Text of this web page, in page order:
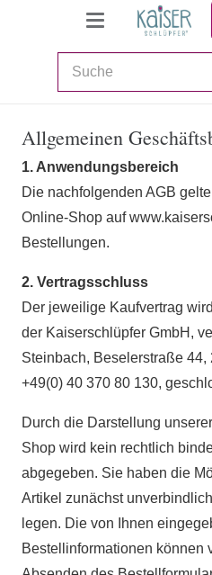
Allgemeinen
1. Anwendungsbereich
Die nachfolgenden AGB
Online-Shop auf
Bestellungen.
2. Vertragsschluss
Der jeweilige Kaufvertrag
der Kaiserschlüpfer GmbH,
Steinbach, Beselerstraße 44,
+49(0) 40 370 80 130,
Durch die Darstellung
Shop wird kein rechtlich
abgegeben. Sie haben die
Artikel zunächst
legen. Die von Ihnen
Bestellinformationen können